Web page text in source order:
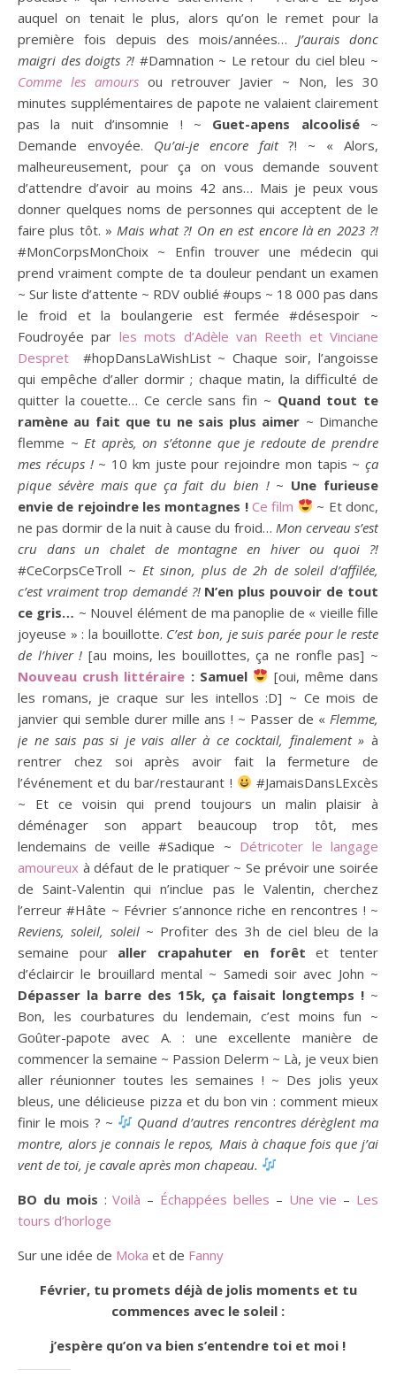
auquel on tenait le plus, alors qu’on le remet pour la
première fois depuis des mois/années… J’aurais donc
maigri des doigts ?!#Damnation ~ Le retour du ciel bleu ~
Comme les amours ou retrouver Javier ~ Non, les 30
minutes supplémentaires de papote ne valaient clairement
pas la nuit d’insomnie ! ~ Guet-apens alcoolisé~
Demande envoyée. Qu’ai-je encore fait?! ~ « Alors,
malheureusement, pour ça on vous demande souvent
d’attendre d’avoir au moins 42 ans… Mais je peux vous
donner quelques noms de personnes qui acceptent de le
faire plus tôt. » Mais what ?! On en est encore là en 2023 ?!
#MonCorpsMonChoix ~ Enfin trouver une médecin qui
prend vraiment compte de ta douleur pendant un examen
~ Sur liste d’attente ~ RDV oublié #oups ~ 18 000 pas dans
le froid et la boulangerie est fermée #désespoir ~
Foudroyée par les mots d’Adèle van Reeth et Vinciane
Despret #hopDansLaWishList ~ Chaque soir, l’angoisse
qui empêche d’aller dormir ; chaque matin, la difficulté de
quitter la couette… Ce cercle sans fin ~ Quand tout te
ramène au fait que tu ne sais plus aimer ~ Dimanche
flemme ~ Et après, on s’étonne que je redoute de prendre
mes récups !~ 10 km juste pour rejoindre mon tapis ~ ça
pique sévère mais que ça fait du bien !~ Une furieuse
envie de rejoindre les montagnes ! Ce film
~ Et donc,
ne pas dormir de la nuit à cause du froid… Mon cerveau s’est
cru dans un chalet de montagne en hiver ou quoi ?!
#CeCorpsCeTroll ~ Et sinon, plus de 2h de soleil d’affilée,
c’est vraiment trop demandé ?! N’en plus pouvoir de tout
ce gris… ~ Nouvel élément de ma panoplie de « vieille fille
joyeuse » : la bouillotte. C’est bon, je suis parée pour le reste
de l’hiver ! [au moins, les bouillottes, ça ne ronfle pas] ~
Nouveau crush littéraire : Samuel
[oui, même dans
les romans, je craque sur les intellos :D] ~ Ce mois de
janvier qui semble durer mille ans ! ~ Passer de « Flemme,
je ne sais pas si je vais aller à ce cocktail, finalement » à
rentrer chez soi après avoir fait la fermeture de
l’événement et du bar/restaurant !
#JamaisDansLExcès
~ Et ce voisin qui prend toujours un malin plaisir à
déménager son appart beaucoup trop tôt, mes
lendemains de veille #Sadique ~ Détricoter le langage
amoureux à défaut de le pratiquer ~ Se prévoir une soirée
de Saint-Valentin qui n’inclue pas le Valentin, cherchez
l’erreur #Hâte ~ Février s’annonce riche en rencontres ! ~
Reviens, soleil, soleil~ Profiter des 3h de ciel bleu de la
semaine pour aller crapahuter en forêt et tenter
d’éclaircir le brouillard mental ~ Samedi soir avec John ~
Dépasser la barre des 15k, ça faisait longtemps ! ~
Bon, les courbatures du lendemain, c’est moins fun ~
Goûter-papote avec A. : une excellente manière de
commencer la semaine ~ Passion Delerm ~ Là, je veux bien
aller réunionner toutes les semaines ! ~ Des jolis yeux
bleus, une délicieuse pizza et du bon vin : comment mieux
finir le mois ? ~
Quand d’autres rencontres dérèglent ma
montre, alors je connais le repos, Mais à chaque fois que j’ai
vent de toi, je cavale après mon chapeau.
BO du mois :Voilà – Échappées belles – Une vie – Les
tours d’horloge
Sur une idée de Moka et de Fanny
Février, tu promets déjà de jolis moments et tu
commences avec le soleil :
j’espère qu’on va bien s’entendre toi et moi !